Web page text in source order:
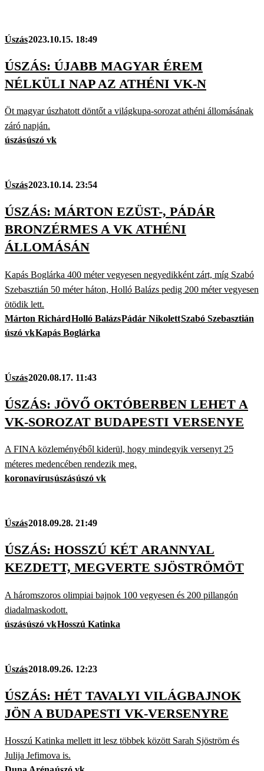
Úszás2023.10.15. 18:49
ÚSZÁS: ÚJABB MAGYAR ÉREM
NÉLKÜLI NAP AZ ATHÉNI VK-N
Öt magyar úszhatott döntőt a világkupa-sorozat athéni állomásának
záró napján.
úszásúszó vk
Úszás2023.10.14. 23:54
ÚSZÁS: MÁRTON EZÜST-, PÁDÁR
BRONZÉRMES A VK ATHÉNI
ÁLLOMÁSÁN
Kapás Boglárka 400 méter vegyesen negyedikként zárt, míg Szabó
Szebasztián 50 méter háton, Holló Balázs pedig 200 méter vegyesen
ötödik lett.
Márton RichárdHolló BalázsPádár NikolettSzabó Szebasztián
úszó vkKapás Boglárka
Úszás2020.08.17. 11:43
ÚSZÁS: JÖVŐ OKTÓBERBEN LEHET A
VK-SOROZAT BUDAPESTI VERSENYE
A FINA közleményéből kiderül, hogy mindegyik versenyt 25
méteres medencében rendezik meg.
koronavírusúszásúszó vk
Úszás2018.09.28. 21:49
ÚSZÁS: HOSSZÚ KÉT ARANNYAL
KEZDETT, MEGVERTE SJÖSTRÖMÖT
A háromszoros olimpiai bajnok 100 vegyesen és 200 pillangón
diadalmaskodott.
úszásúszó vkHosszú Katinka
Úszás2018.09.26. 12:23
ÚSZÁS: HÉT TAVALYI VILÁGBAJNOK
JÖN A BUDAPESTI VK-VERSENYRE
Hosszú Katinka mellett itt lesz többek között Sarah Sjöström és
Julija Jefimova is.